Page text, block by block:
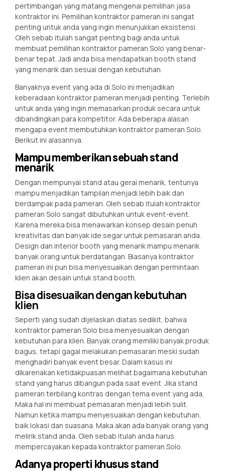
pertimbangan yang matang mengenai pemilihan jasa
kontraktor ini. Pemilihan kontraktor pameran ini sangat
penting untuk anda yang ingin menunjukkan eksistensi.
Oleh sebab itulah sangat penting bagi anda untuk
membuat pemilihan kontraktor pameran Solo yang benar-
benar tepat. Jadi anda bisa mendapatkan booth stand
yang menarik dan sesuai dengan kebutuhan.
Banyaknya event yang ada di Solo ini menjadikan
keberadaan kontraktor pameran menjadi penting. Terlebih
untuk anda yang ingin memasarkan produk secara untuk
dibandingkan para kompetitor. Ada beberapa alasan
mengapa event membutuhkan kontraktor pameran Solo.
Berikut ini alasannya.
Mampu memberikan sebuah stand
menarik
Dengan mempunyai stand atau gerai menarik, tentunya
mampu menjadikan tampilan menjadi lebih baik dan
berdampak pada pameran. Oleh sebab itulah kontraktor
pameran Solo sangat dibutuhkan untuk event-event.
Karena mereka bisa menawarkan konsep desain penuh
kreativitas dan banyak ide segar untuk pemasaran anda.
Design dan interior booth yang menarik mampu menarik
banyak orang untuk berdatangan. Biasanya kontraktor
pameran ini pun bisa menyesuaikan dengan permintaan
klien akan desain untuk stand booth.
Bisa disesuaikan dengan kebutuhan
klien
Seperti yang sudah dijelaskan diatas sedikit, bahwa
kontraktor pameran Solo bisa menyesuaikan dengan
kebutuhan para klien. Banyak orang memiliki banyak produk
bagus, tetapi gagal melakukan pemasaran meski sudah
menghadiri banyak event besar. Dalam kasus ini
dikarenakan ketidakpuasan melihat bagaimana kebutuhan
stand yang harus dibangun pada saat event. Jika stand
pameran terbilang kontras dengan tema event yang ada.
Maka hal ini membuat pemasaran menjadi lebih sulit.
Namun ketika mampu menyesuaikan dengan kebutuhan,
baik lokasi dan suasana. Maka akan ada banyak orang yang
melirik stand anda. Oleh sebab itulah anda harus
mempercayakan kepada kontraktor pameran Solo.
Adanya properti khusus stand